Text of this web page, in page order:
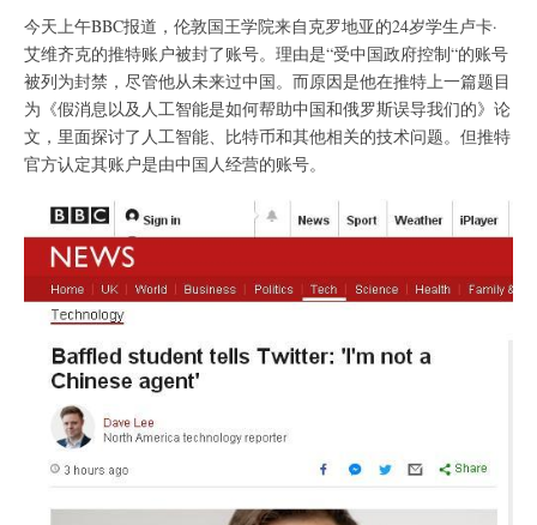
今天上午BBC报道，伦敦国王学院来自克罗地亚的24岁学生卢卡·
艾维齐克的推特账户被封了账号。理由是“受中国政府控制“的账号
被列为封禁，尽管他从未来过中国。而原因是他在推特上一篇题目
为《假消息以及人工智能是如何帮助中国和俄罗斯误导我们的》论
文，里面探讨了人工智能、比特币和其他相关的技术问题。但推特
官方认定其账户是由中国人经营的账号。